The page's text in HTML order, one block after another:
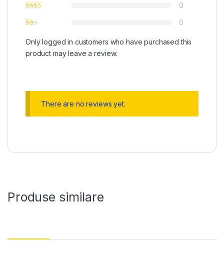
0
0
Only logged in customers who have purchased this
product may leave a review.
There are no reviews yet.
Produse similare